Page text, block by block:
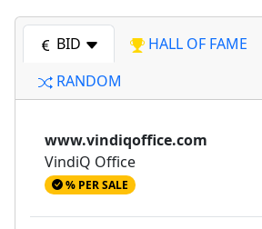
BID HALL OF FAME
RANDOM
www.vindiqoffice.com
VindiQ Office
% PER SALE